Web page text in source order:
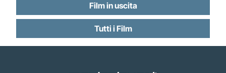
Film in uscita
Tutti i Film